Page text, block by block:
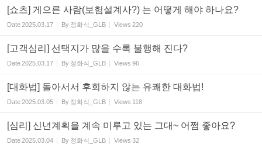
[쇼츠] 게으른 사람(보험설계사?) 는 어떻게 해야 하나요?
Date2025.03.17 By 정화식_GLB Views 220
[고객심리] 선택지가 많을 수록 불행해 진다?
Date2025.03.17 By 정화식_GLB Views 96
[대화법] 돌아서서 후회하지 않는 유쾌한 대화법!
Date2025.03.05 By 정화식_GLB Views 118
[심리] 신년계획을 계속 미루고 있는 그대~ 어쩜 좋아요?
Date2025.03.04 By 정화식_GLB Views 32